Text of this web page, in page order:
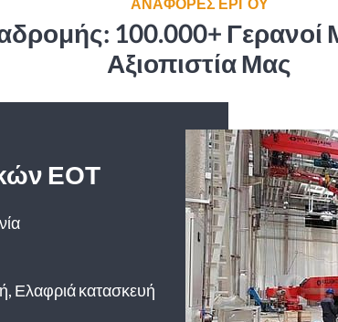
100.000+ Γερανοί
Αξιοπιστία Μας
ΕΟΤ
Ελαφριά κατασκευή